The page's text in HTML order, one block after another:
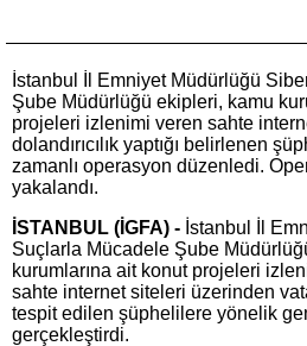
İstanbul İl Emniyet Müdürlüğü
Şube Müdürlüğü ekipleri, kamu
projeleri izlenimi veren sahte
dolandırıcılık yaptığı belirlenen
zamanlı operasyon düzenledi.
yakalandı.
İSTANBUL (İGFA) - İstanbul İl
Suçlarla Mücadele Şube
kurumlarına ait konut projeleri
sahte internet siteleri üzerinden
tespit edilen şüphelilere yönelik
gerçekleştirdi.